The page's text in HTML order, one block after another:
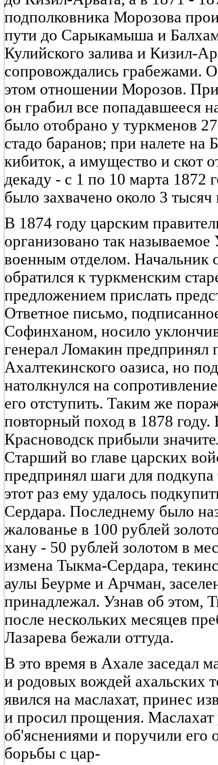
подполковника Морозова
пути до Сарыкамыша и
Кулийского залива и Кизил-
сопровождались грабежами.
этом отношении Морозов.
он грабил все попадавшееся
было отобрано у туркменов
стадо баранов; при налете
кибиток, а имущество и скот
декаду - с 1 по 10 марта 1872
было захвачено около 3
В 1874 году царским
организовано так
военным отделом. Начальник
обратился к туркменским
предложением прислать
Ответное письмо,
Софинханом, носило
генерал Ломакин предпринял
Ахалтекинского оазиса, но
натолкнулся на
его отступить. Таким же
повторный поход в 1878 году.
Красноводск прибыли
Старший во главе царских
предпринял шаги для
этот раз ему удалось
Сердара. Последнему было
жалованье в 100 рублей
хану - 50 рублей золотом в
измена Тыкма-Сердара,
аулы Беурме и Арчман,
принадлежал. Узнав об этом,
после нескольких месяцев
Лазарева бежали оттуда.
В это время в Ахале заседал
и родовых вождей ахальских
явился на маслахат, принес
и просил прощения. Маслахат
об'яснениями и поручили его
борьбы с цар-